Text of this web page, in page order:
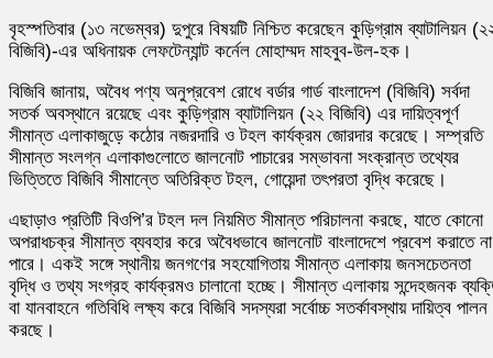
বৃহস্পতিবার (১৩ নভেম্বর) দুপুরে বিষয়টি নিশ্চিত করেছেন কুড়িগ্রাম ব্যাটালিয়ন
বিজিবি)-এর অধিনায়ক লেফটেন্যান্ট কর্নেল মোহাম্মদ মাহবুব-উল-হক।
বিজিবি জানায়, অবৈধ পণ্য অনুপ্রবেশ রোধে বর্ডার গার্ড বাংলাদেশ (বিজিবি) সর্বদা
সতর্ক অবস্থানে রয়েছে এবং কুড়িগ্রাম ব্যাটালিয়ন (২২ বিজিবি) এর দায়িত্বপূর্ণ
সীমান্ত এলাকাজুড়ে কঠোর নজরদারি ও টহল কার্যক্রম জোরদার করেছে। সম্প্রতি
সীমান্ত সংলগ্ন এলাকাগুলোতে জালনোট পাচারের সম্ভাবনা সংক্রান্ত তথ্যের
ভিত্তিতে বিজিবি সীমান্তে অতিরিক্ত টহল, গোয়েন্দা তৎপরতা বৃদ্ধি করেছে।
এছাড়াও প্রতিটি বিওপি’র টহল দল নিয়মিত সীমান্ত পরিচালনা করছে, যাতে কোনো
অপরাধচক্র সীমান্ত ব্যবহার করে অবৈধভাবে জালনোট বাংলাদেশে প্রবেশ করাতে না
পারে। একই সঙ্গে স্থানীয় জনগণের সহযোগিতায় সীমান্ত এলাকায় জনসচেতনতা
বৃদ্ধি ও তথ্য সংগ্রহ কার্যক্রমও চালানো হচ্ছে। সীমান্ত এলাকায় সন্দেহজনক
বা যানবাহনে গতিবিধি লক্ষ্য করে বিজিবি সদস্যরা সর্বোচ্চ সতর্কাবস্থায় দায়িত্ব পালন
করছে।